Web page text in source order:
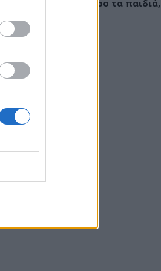
να «γεμίσει» σίδηρο τα παιδιά,